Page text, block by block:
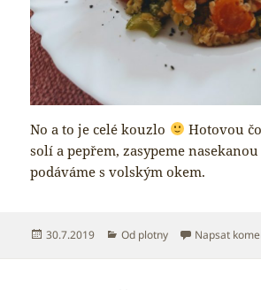
No a to je celé kouzlo
Hotovou
solí a pepřem, zasypeme
podáváme s volským okem.
Publikováno:
30.7.2019 Rubriky:
Od plotny Napsat